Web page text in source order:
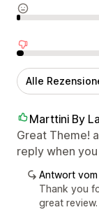
Neutrale
Negative
Alle
Marttini By
Great Theme!
reply when
Antwort
Thank you
great